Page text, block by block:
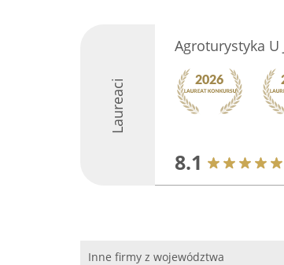
Laureaci
Agroturystyka U
8.1
Inne firmy z województwa